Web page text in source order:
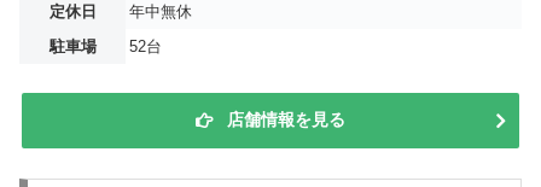
定休日
年中無休
駐車場
52台
店舗情報を見る